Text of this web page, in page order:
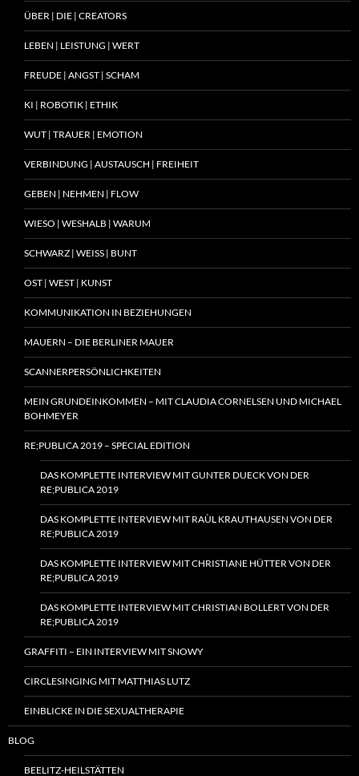
ÜBER | DIE | CREATORS
LEBEN | LEISTUNG | WERT
FREUDE | ANGST | SCHAM
KI | ROBOTIK | ETHIK
WUT | TRAUER | EMOTION
VERBINDUNG | AUSTAUSCH | FREIHEIT
GEBEN | NEHMEN | FLOW
WIESO | WESHALB | WARUM
SCHWARZ | WEISS | BUNT
OST | WEST | KUNST
KOMMUNIKATION IN BEZIEHUNGEN
MAUERN – DIE BERLINER MAUER
SCANNERPERSÖNLICHKEITEN
MEIN GRUNDEINKOMMEN – MIT CLAUDIA CORNELSEN UND MICHAEL
BOHMEYER
RE;PUBLICA 2019 – SPECIAL EDITION
DAS KOMPLETTE INTERVIEW MIT GUNTER DUECK VON DER
RE;PUBLICA 2019
DAS KOMPLETTE INTERVIEW MIT RAÙL KRAUTHAUSEN VON DER
RE;PUBLICA 2019
DAS KOMPLETTE INTERVIEW MIT CHRISTIANE HÜTTER VON DER
RE;PUBLICA 2019
DAS KOMPLETTE INTERVIEW MIT CHRISTIAN BOLLERT VON DER
RE;PUBLICA 2019
GRAFFITI – EIN INTERVIEW MIT SNOWY
CIRCLESINGING MIT MATTHIAS LUTZ
EINBLICKE IN DIE SEXUALTHERAPIE
BLOG
BEELITZ-HEILSTÄTTEN